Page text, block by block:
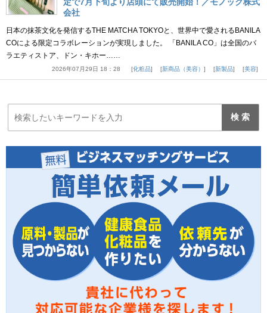
会社
日本の抹茶文化を発信するTHE MATCHA TOKYOと、世界中で愛されるBANILA
COによる限定コラボレーションが実現しました。 「BANILA CO」は全国のバ
ラエティストア、ドン・キホー……
2026年07月29日 18：28 化粧品 新商品（美容） 新製品 美容